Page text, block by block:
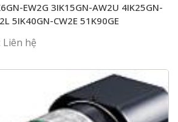
EW2G 3IK15GN-AW2U 4IK25GN-
5IK40GN-CW2E 51K90GE
Liên hệ